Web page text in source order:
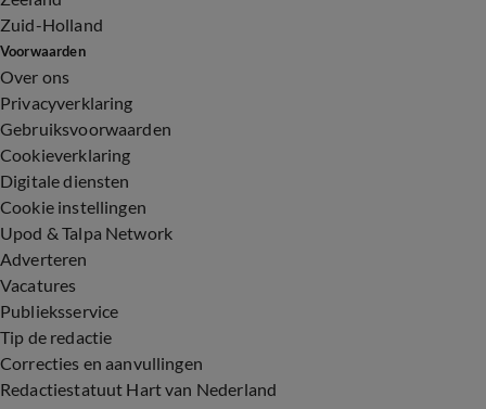
Zuid-Holland
Voorwaarden
Over ons
Privacyverklaring
Gebruiksvoorwaarden
Cookieverklaring
Digitale diensten
Cookie instellingen
Upod & Talpa Network
Adverteren
Vacatures
Publieksservice
Tip de redactie
Correcties en aanvullingen
Redactiestatuut Hart van Nederland